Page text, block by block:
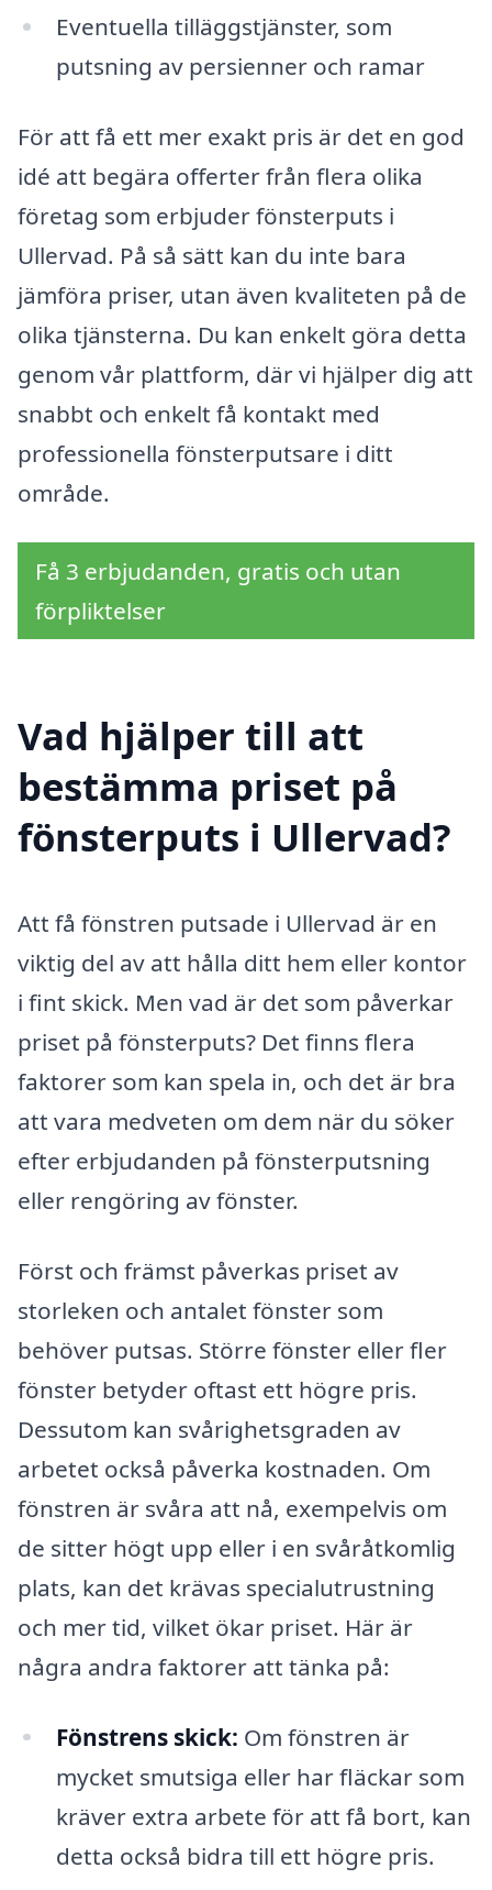
Eventuella tilläggstjänster, som
putsning av persienner och ramar
För att få ett mer exakt pris är det en god
idé att begära offerter från flera olika
företag som erbjuder fönsterputs i
Ullervad. På så sätt kan du inte bara
jämföra priser, utan även kvaliteten på de
olika tjänsterna. Du kan enkelt göra detta
genom vår plattform, där vi hjälper dig att
snabbt och enkelt få kontakt med
professionella fönsterputsare i ditt
område.
Få 3 erbjudanden, gratis och utan
förpliktelser
Vad hjälper till att
bestämma priset på
fönsterputs i Ullervad?
Att få fönstren putsade i Ullervad är en
viktig del av att hålla ditt hem eller kontor
i fint skick. Men vad är det som påverkar
priset på fönsterputs? Det finns flera
faktorer som kan spela in, och det är bra
att vara medveten om dem när du söker
efter erbjudanden på fönsterputsning
eller rengöring av fönster.
Först och främst påverkas priset av
storleken och antalet fönster som
behöver putsas. Större fönster eller fler
fönster betyder oftast ett högre pris.
Dessutom kan svårighetsgraden av
arbetet också påverka kostnaden. Om
fönstren är svåra att nå, exempelvis om
de sitter högt upp eller i en svåråtkomlig
plats, kan det krävas specialutrustning
och mer tid, vilket ökar priset. Här är
några andra faktorer att tänka på:
Fönstrens skick: Om fönstren är
mycket smutsiga eller har fläckar som
kräver extra arbete för att få bort, kan
detta också bidra till ett högre pris.